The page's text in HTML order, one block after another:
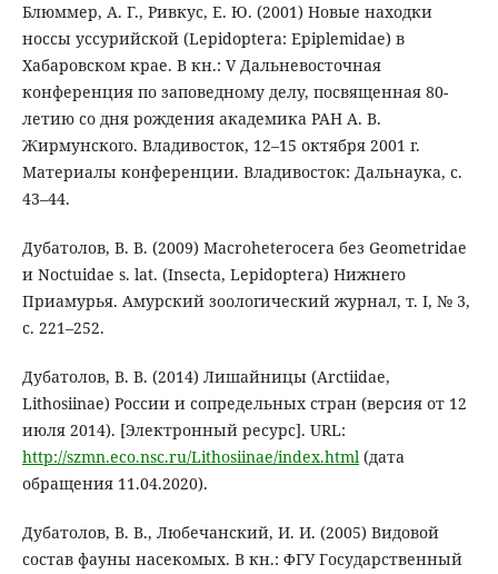
Блюммер, А. Г., Ривкус, Е. Ю. (2001) Новые находки
носсы уссурийской (Lepidoptera: Epiplemidae) в
Хабаровском крае. В кн.: V Дальневосточная
конференция по заповедному делу, посвященная 80-
летию со дня рождения академика РАН А. В.
Жирмунского. Владивосток, 12–15 октября 2001 г.
Материалы конференции. Владивосток: Дальнаука, с.
43–44.
Дубатолов, В. В. (2009) Macroheterocera без Geometridae
и Noctuidae s. lat. (Insecta, Lepidoptera) Нижнего
Приамурья. Амурский зоологический журнал, т. I, № 3,
с. 221–252.
Дубатолов, В. В. (2014) Лишайницы (Arctiidae,
Lithosiinae) России и сопредельных стран (версия от 12
июля 2014). [Электронный ресурс]. URL:
http://szmn.eco.nsc.ru/Lithosiinae/index.html(дата
обращения 11.04.2020).
Дубатолов, В. В., Любечанский, И. И. (2005) Видовой
состав фауны насекомых. В кн.: ФГУ Государственный